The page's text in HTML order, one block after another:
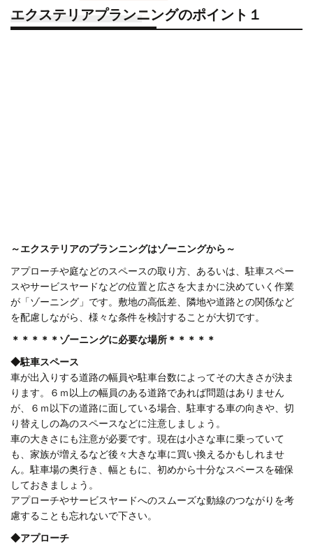
エクステリアプランニングのポイント１
～エクステリアのプランニングはゾーニングから～
アプローチや庭などのスペースの取り方、あるいは、駐車スペー
スやサービスヤードなどの位置と広さを大まかに決めていく作業
が「ゾーニング」です。敷地の高低差、隣地や道路との関係など
を配慮しながら、様々な条件を検討することが大切です。
＊＊＊＊＊ゾーニングに必要な場所＊＊＊＊＊
◆駐車スペース
車が出入りする道路の幅員や駐車台数によってその大きさが決ま
ります。６ｍ以上の幅員のある道路であれば問題はありません
が、６ｍ以下の道路に面している場合、駐車する車の向きや、切
り替えしの為のスペースなどに注意しましょう。
車の大きさにも注意が必要です。現在は小さな車に乗っていて
も、家族が増えるなど後々大きな車に買い換えるかもしれませ
ん。駐車場の奥行き、幅ともに、初めから十分なスペースを確保
しておきましょう。
アプローチやサービスヤードへのスムーズな動線のつながりを考
慮することも忘れないで下さい。
◆アプローチ